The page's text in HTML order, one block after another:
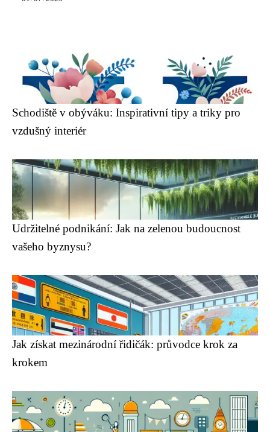
Schodiště v obýváku: Inspirativní tipy a triky pro
vzdušný interiér
Udržitelné podnikání: Jak na zelenou budoucnost
vašeho byznysu?
Jak získat mezinárodní řidičák: průvodce krok za
krokem